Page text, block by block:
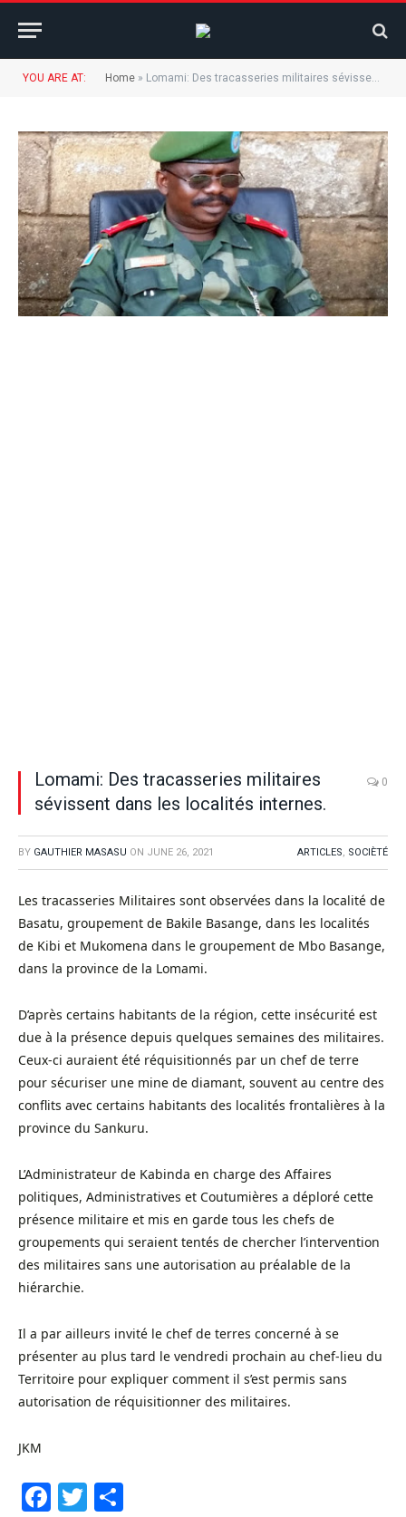
YOU ARE AT: Home » Lomami: Des tracasseries militaires sévissent dans les localités internes.
Lomami: Des tracasseries militaires
sévissent dans les localités internes.
0
BY GAUTHIER MASASU ON JUNE 26, 2021 ARTICLES, SOCIÈTÉ
Les tracasseries Militaires sont observées dans la localité de
Basatu, groupement de Bakile Basange, dans les localités
de Kibi et Mukomena dans le groupement de Mbo Basange,
dans la province de la Lomami.
D’après certains habitants de la région, cette insécurité est
due à la présence depuis quelques semaines des militaires.
Ceux-ci auraient été réquisitionnés par un chef de terre
pour sécuriser une mine de diamant, souvent au centre des
conflits avec certains habitants des localités frontalières à la
province du Sankuru.
L’Administrateur de Kabinda en charge des Affaires
politiques, Administratives et Coutumières a déploré cette
présence militaire et mis en garde tous les chefs de
groupements qui seraient tentés de chercher l’intervention
des militaires sans une autorisation au préalable de la
hiérarchie.
Il a par ailleurs invité le chef de terres concerné à se
présenter au plus tard le vendredi prochain au chef-lieu du
Territoire pour expliquer comment il s’est permis sans
autorisation de réquisitionner des militaires.
JKM
Facebook
Twitter